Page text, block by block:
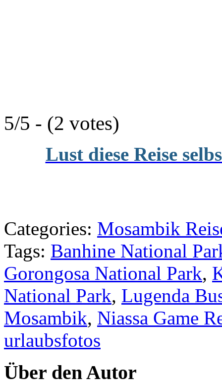
5/5 - (2 votes)
Lust diese Reise
Categories: Mosambik
Tags: Banhine National
Gorongosa National Park,
National Park, Lugenda
Mosambik, Niassa Game
urlaubsfotos
Über den Autor